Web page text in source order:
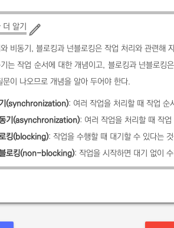
더 알기
비동기, 블로킹과 넌블로킹은 작업 처리와 관련해
는 작업 순서에 대한 개념이고, 블로킹과 넌블로킹
문이 나오므로 개념을 알아 두어야 한다.
(synchronization): 여러 작업을 처리할 때 작업 순
기(asynchronization): 여러 작업을 처리할 때 작
킹(blocking): 작업을 수행할 때 대기할 수 있다는
로킹(non-blocking): 작업을 시작하면 대기 없이